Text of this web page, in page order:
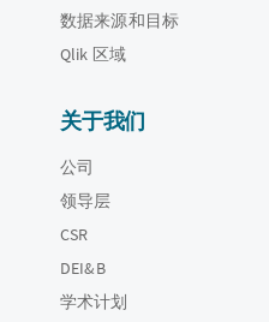
数据来源和目标
Qlik 区域
关于我们
公司
领导层
CSR
DEI&B
学术计划